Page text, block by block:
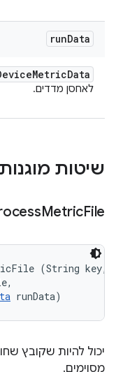
runData
MetricData
לאחסן מדדים.
שיטות מוגנות
MetricFile
(String key,
runData)
יכול להיות שקובץ
מסוימים.